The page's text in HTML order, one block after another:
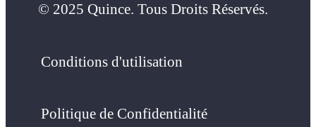
© 2025 Quince. Tous Droits Réservés.
Conditions d'utilisation
Politique de Confidentialité